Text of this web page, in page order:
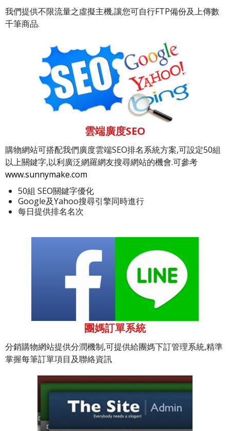
我們提供不限流量之虛擬主機,讓您可自行FTP備份及上傳數
千筆商品.
雲端廣度SEO
購物網站可搭配我們廣度雲端SEO排名系統方案,可設定50組
以上關鍵字,以利廣泛網羅網友搜尋網站的機會.可參考
www.sunnymake.com
50組 SEO關鍵字優化
Google及Yahoo搜尋引擎同時進行
每日提供排名名次
團媽訂單系統
分銷購物網站提供分潤機制,可提供給團媽下訂管理系統,精準
掌握每筆訂單項目及聯絡資訊